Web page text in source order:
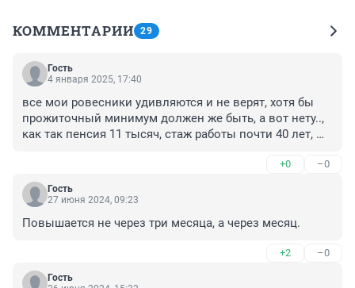
КОММЕНТАРИИ 29
Гость
4 января 2025, 17:40
все мои ровесники удивляются и не верят, хотя бы
прожиточный минимум должен же быть, а вот нету..,
как так пенсия 11 тысяч, стаж работы почти 40 лет,
работала, сейчас работаю в 61 год, а пенсия вот
такая...
+0 –0
Гость
27 июня 2024, 09:23
Повышается не через три месяца, а через месяц.
+2 –0
Гость